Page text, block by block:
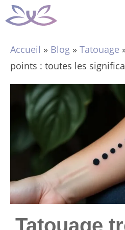
Aller
au
Accueil » Blog » Tatouage
points : toutes les